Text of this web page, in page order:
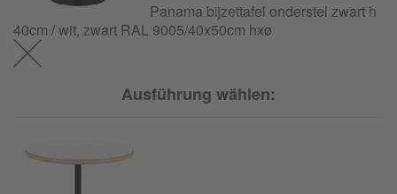
Panama bijzettafel onderstel zwart h
40cm / wit, zwart RAL 9005/40x50cm hxø
Ausführung wählen: